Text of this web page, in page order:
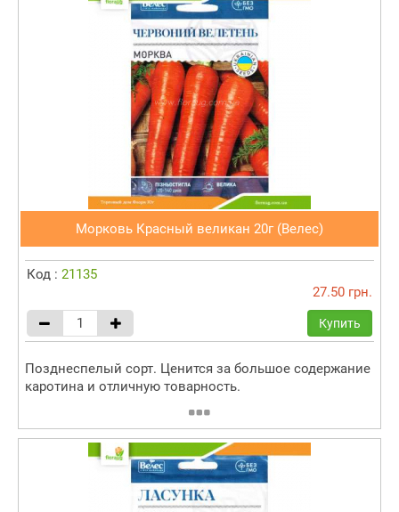
Морковь Красный великан 20г (Велес)
Код : 21135
27.50 грн.
Купить
Позднеспелый сорт. Ценится за большое содержание
каротина и отличную товарность.